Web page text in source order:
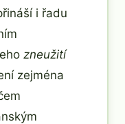
i řadu
zneužití
zejména